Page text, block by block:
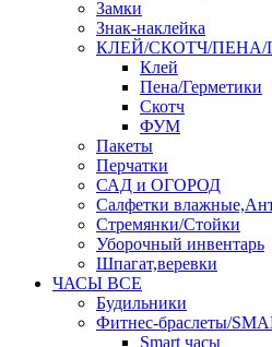
Замки
Знак-наклейка
КЛЕЙ/СКОТЧ/ПЕНА/
Клей
Пена/Герметики
Скотч
ФУМ
Пакеты
Перчатки
САД и ОГОРОД
Салфетки
Стремянки/Стойки
Уборочный инвентарь
Шпагат,веревки
ЧАСЫ ВСЕ
Будильники
Фитнес-браслеты/
Smart часы